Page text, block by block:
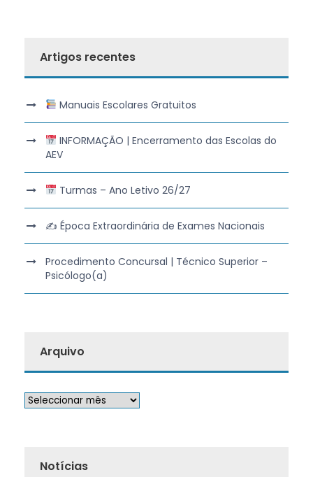
Artigos recentes
Manuais Escolares Gratuitos
INFORMAÇÃO | Encerramento das Escolas do
AEV
Turmas – Ano Letivo 26/27
✍️ Época Extraordinária de Exames Nacionais
Procedimento Concursal | Técnico Superior –
Psicólogo(a)
Arquivo
Notícias